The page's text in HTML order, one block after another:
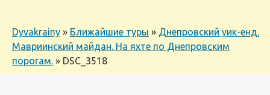
Dyvakrainy » Ближайшие туры » Днепровский уик-енд.
Мавриинский майдан. На яхте по Днепровским
порогам. » DSC_3518